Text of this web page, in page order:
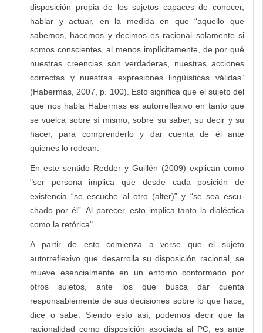
disposición propia de los sujetos capaces de conocer,
hablar y actuar, en la medida en que “aquello que
sabemos, hacemos y decimos es racional solamente si
somos conscientes, al menos implícitamente, de por qué
nuestras creencias son verdaderas, nuestras acciones
correctas y nuestras expresiones lingüísticas válidas”
(Habermas, 2007, p. 100). Esto significa que el sujeto del
que nos habla Habermas es autorreflexivo en tanto que
se vuelca sobre sí mismo, sobre su saber, su decir y su
hacer, para comprenderlo y dar cuenta de él ante
quienes lo rodean.
En este sentido Redder y Guillén (2009) explican como
"ser persona implica que desde cada posición de
existencia “se escuche al otro (alter)” y “se sea escu-
chado por él”. Al parecer, esto implica tanto la dialéctica
como la retórica".
A partir de esto comienza a verse que el sujeto
autorreflexivo que desarrolla su disposición racional, se
mueve esencialmente en un entorno conformado por
otros sujetos, ante los que busca dar cuenta
responsablemente de sus decisiones sobre lo que hace,
dice o sabe. Siendo esto así, podemos decir que la
racionalidad como disposición asociada al PC, es ante